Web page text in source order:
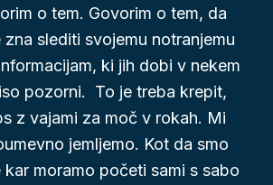
o tem. Govorim o tem, da
slediti svojemu notranjemu
ki jih dobi v nekem
pozorni. To je treba krepit,
z vajami za moč v rokah. Mi
jemljemo. Kot da smo
kar moramo početi sami s sabo